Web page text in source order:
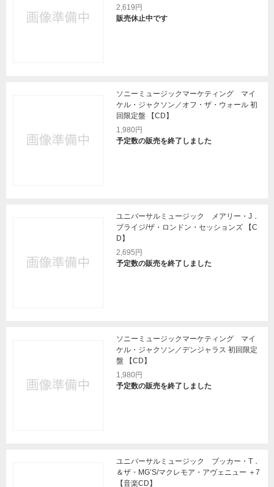
2,619円
販売休止中です
ソニーミュージックマーケティング マイ
ケル・ジャクソン／オフ・ザ・ウォール 初
回限定盤 【CD】
1,980円
予定数の販売を終了しました
ユニバーサルミュージック メアリー・J．
ブライジ/ザ・ロンドン・セッションズ 【C
D】
2,695円
予定数の販売を終了しました
ソニーミュージックマーケティング マイ
ケル・ジャクソン／デンジャラス 初回限定
盤 【CD】
1,980円
予定数の販売を終了しました
ユニバーサルミュージック ブッカー・T．
＆ザ・MG’S/マクレモア・アヴェニュー ＋7
【音楽CD】